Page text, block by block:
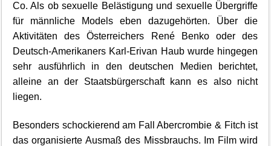
Co. Als ob sexuelle Belästigung und sexuelle Übergriffe
für männliche Models eben dazugehörten. Über die
Aktivitäten des Österreichers René Benko oder des
Deutsch-Amerikaners Karl-Erivan Haub wurde hingegen
sehr ausführlich in den deutschen Medien berichtet,
alleine an der Staatsbürgerschaft kann es also nicht
liegen.
Besonders schockierend am Fall Abercrombie & Fitch ist
das organisierte Ausmaß des Missbrauchs. Im Film wird